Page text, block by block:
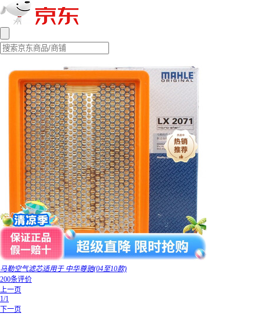
马勒空气滤芯适用于 中华尊驰(04至10款)
200条评价
上一页
1/1
下一页